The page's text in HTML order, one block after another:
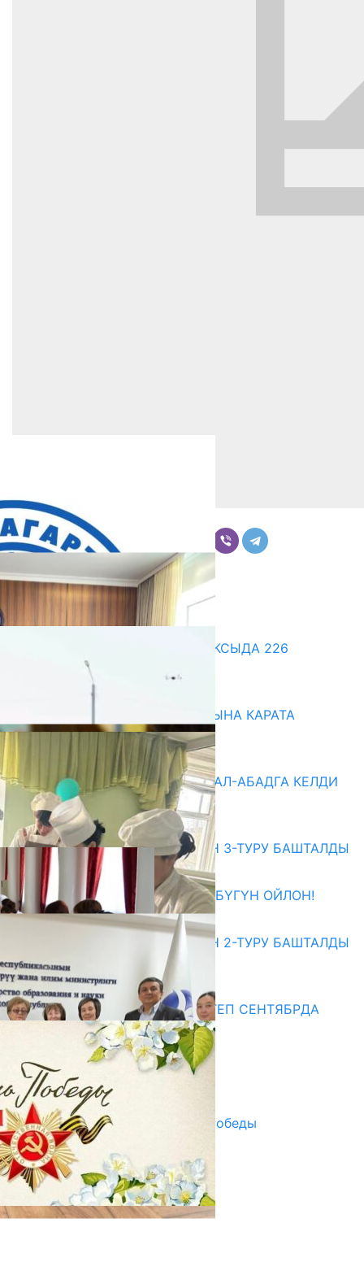
Комментарийлер
Акыркы жаңылыктар
ДООР ӨЗГӨРТКӨН БИЛИМ: АКСЫДА 226
МУГАЛИМ ОКУУДАН ӨТТҮ
07.08.2026
НАРЫНДА ЖАҢЫ ОКУУ ЖЫЛЫНА КАРАТА
ДАЯРДЫКТАР ТАЛКУУЛАНДЫ
«БИРИМДИК КЕРБЕНИ» ЖАЛАЛ-АБАДГА КЕЛДИ
07.08.2026
Абитуриент
ЖОЖДОРГО КАБЫЛ АЛУУНУН 3-ТУРУ БАШТАЛДЫ
27.07.2026
ӨЗҮҢДҮН КЕЛЕЧЕГИҢ ҮЧҮН БҮГҮН ОЙЛОН!
20.07.2026
ЖОЖДОРГО КАБЫЛ АЛУУНУН 2-ТУРУ БАШТАЛДЫ
20.07.2026
Медиа
СУЗАКТА 750 ОРУНДУУ МЕКТЕП СЕНТЯБРДА
ПАЙДАЛАНУУГА БЕРИЛЕТ
07.08.2025
Улуу Жеңиштин жандуу сөзү
29.04.2025
Награды в преддверии Дня Победы
29.04.2025